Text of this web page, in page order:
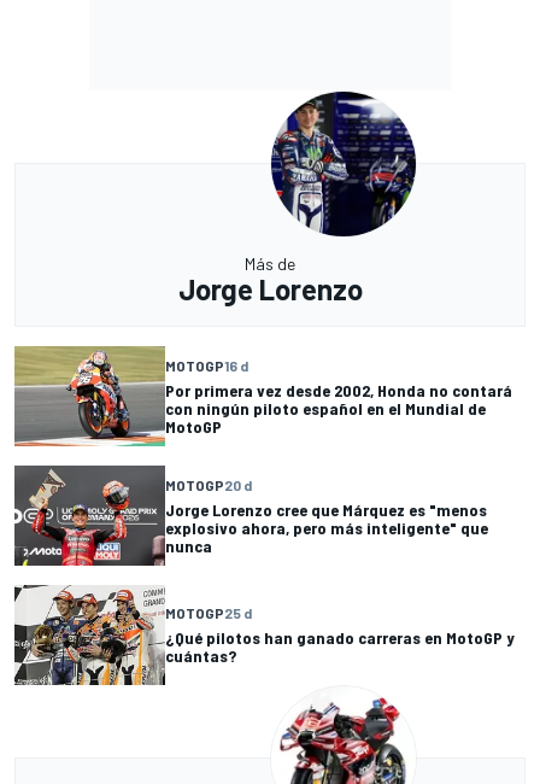
Más de
Jorge Lorenzo
MOTOGP16 d
Por primera vez desde 2002, Honda no contará
con ningún piloto español en el Mundial de
MotoGP
MOTOGP20 d
Jorge Lorenzo cree que Márquez es "menos
explosivo ahora, pero más inteligente" que
nunca
MOTOGP25 d
¿Qué pilotos han ganado carreras en MotoGP y
cuántas?